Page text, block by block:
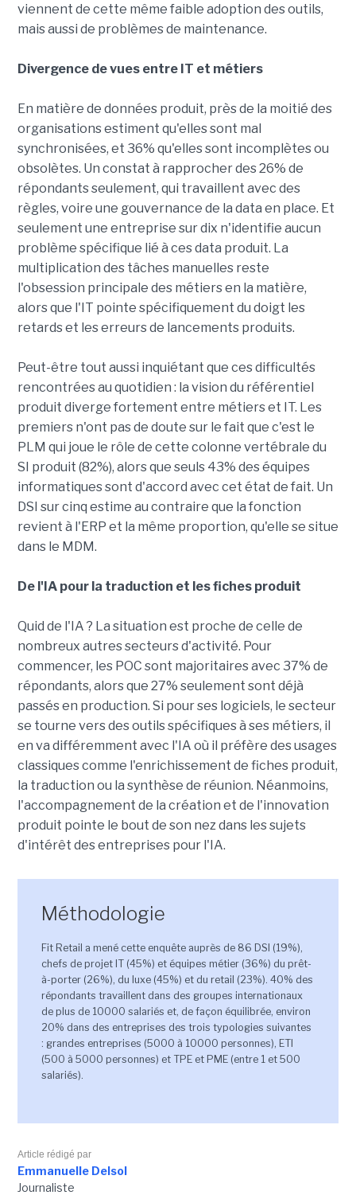
viennent de cette même faible adoption des outils,
mais aussi de problèmes de maintenance.
Divergence de vues entre IT et métiers
En matière de données produit, près de la moitié des
organisations estiment qu'elles sont mal
synchronisées, et 36% qu'elles sont incomplètes ou
obsolètes. Un constat à rapprocher des 26% de
répondants seulement, qui travaillent avec des
règles, voire une gouvernance de la data en place. Et
seulement une entreprise sur dix n'identifie aucun
problème spécifique lié à ces data produit. La
multiplication des tâches manuelles reste
l'obsession principale des métiers en la matière,
alors que l'IT pointe spécifiquement du doigt les
retards et les erreurs de lancements produits.
Peut-être tout aussi inquiétant que ces difficultés
rencontrées au quotidien : la vision du référentiel
produit diverge fortement entre métiers et IT. Les
premiers n'ont pas de doute sur le fait que c'est le
PLM qui joue le rôle de cette colonne vertébrale du
SI produit (82%), alors que seuls 43% des équipes
informatiques sont d'accord avec cet état de fait. Un
DSI sur cinq estime au contraire que la fonction
revient à l'ERP et la même proportion, qu'elle se situe
dans le MDM.
De l'IA pour la traduction et les fiches produit
Quid de l'IA ? La situation est proche de celle de
nombreux autres secteurs d'activité. Pour
commencer, les POC sont majoritaires avec 37% de
répondants, alors que 27% seulement sont déjà
passés en production. Si pour ses logiciels, le secteur
se tourne vers des outils spécifiques à ses métiers, il
en va différemment avec l'IA où il préfère des usages
classiques comme l'enrichissement de fiches produit,
la traduction ou la synthèse de réunion. Néanmoins,
l'accompagnement de la création et de l'innovation
produit pointe le bout de son nez dans les sujets
d'intérêt des entreprises pour l'IA.
Méthodologie
Fit Retail a mené cette enquête auprès de 86 DSI (19%),
chefs de projet IT (45%) et équipes métier (36%) du prêt-
à-porter (26%), du luxe (45%) et du retail (23%). 40% des
répondants travaillent dans des groupes internationaux
de plus de 10000 salariés et, de façon équilibrée, environ
20% dans des entreprises des trois typologies suivantes
: grandes entreprises (5000 à 10000 personnes), ETI
(500 à 5000 personnes) et TPE et PME (entre 1 et 500
salariés).
Article rédigé par
Emmanuelle Delsol
Journaliste